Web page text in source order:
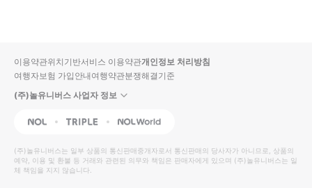
입니
다.
높
은
순
동
영
상
순
상
이용약관위치기반서비스 이용약관개인정보 처리방침
여행자보험 가입안내여행약관분쟁해결기준
(주)놀유니버스 사업자 정보
NOL Triple Interpark Global
(주)놀유니버스는 일부 상품의 통신판매중개자로서 통신판매의 당사자가 아니므로, 상품의
예약, 이용 및 환불 등 거래와 관련된 의무와 책임은 판매자에게 있으며 (주)놀유니버스는 일
체 책임을 지지 않습니다.